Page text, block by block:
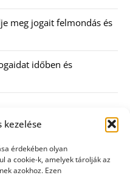
kezelése
érdekében olyan
a cookie-k, amelyek tárolják az
azokhoz. Ezen
meg jogait felmondás és
időben és